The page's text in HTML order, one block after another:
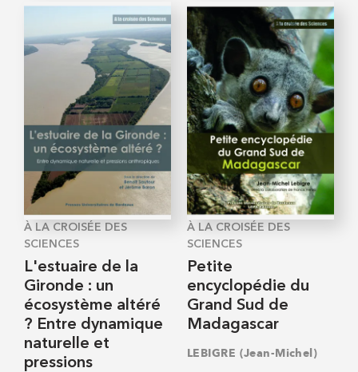
À LA CROISÉE DES
SCIENCES
L'estuaire de la
Gironde : un
écosystème altéré
? Entre dynamique
naturelle et
pressions
À LA CROISÉE DES
SCIENCES
Petite
encyclopédie du
Grand Sud de
Madagascar
LEBIGRE (Jean-Michel)